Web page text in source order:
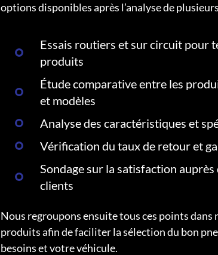
options disponibles après l’analyse de
Essais routiers et sur circuit pour
produits
Étude comparative entre les
et modèles
Analyse des caractéristiques et
Vérification du taux de retour et
Sondage sur la satisfaction auprès
clients
Nous regroupons ensuite tous ces points dans
produits afin de faciliter la sélection du bon
besoins et votre véhicule.